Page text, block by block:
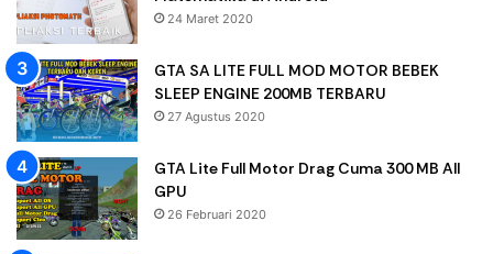
24 Maret 2020
GTA SA LITE FULL MOD MOTOR BEBEK
SLEEP ENGINE 200MB TERBARU
27 Agustus 2020
GTA Lite Full Motor Drag Cuma 300 MB All
GPU
26 Februari 2020